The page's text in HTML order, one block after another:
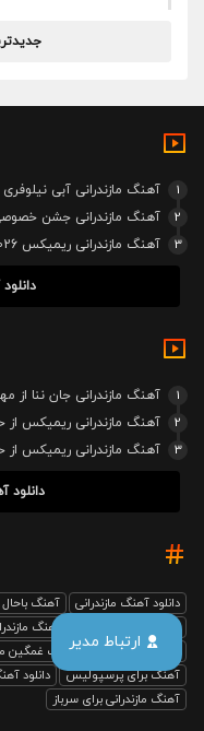
ارتباط مدیر
1
آهنگ مازندرانی آبی نیلوفری
2
آهنگ مازندرانی جشن
3
آهنگ مازندرانی ریمیکس 2026 از وحید ولی زاده
1
آهنگ مازندرانی جان ننا از
2
آهنگ مازندرانی ریمیکس
3
آهنگ مازندرانی ریمیکس
دانلود
دانلود آهنگ مازندرانی آهنگ باحال
آهنگ
بابل صدا ریمیکس
آهنگ غمگین
آهنگ برای پرسپولیس
دانلود
آهنگ مازندرانی برای سرباز